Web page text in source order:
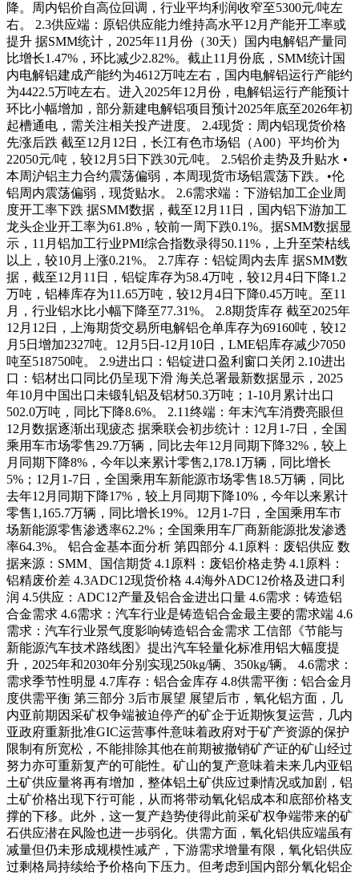
降。周内铝价自高位回调，行业平均利润收窄至5300元/吨左
右。 2.3供应端：原铝供应能力维持高水平12月产能开工率或
提升 据SMM统计，2025年11月份（30天）国内电解铝产量同
比增长1.47%，环比减少2.82%。截止11月份底，SMM统计国
内电解铝建成产能约为4612万吨左右，国内电解铝运行产能约
为4422.5万吨左右。进入2025年12月份，电解铝运行产能预计
环比小幅增加，部分新建电解铝项目预计2025年底至2026年初
起槽通电，需关注相关投产进度。 2.4现货：周内铝现货价格
先涨后跌 截至12月12日，长江有色市场铝（A00）平均价为
22050元/吨，较12月5日下跌30元/吨。 2.5铝价走势及升贴水 •
本周沪铝主力合约震荡偏弱，本周现货市场铝震荡下跌。•伦
铝周内震荡偏弱，现货贴水。 2.6需求端：下游铝加工企业周
度开工率下跌 据SMM数据，截至12月11日，国内铝下游加工
龙头企业开工率为61.8%，较前一周下跌0.1%。据SMM数据显
示，11月铝加工行业PMI综合指数录得50.11%，上升至荣枯线
以上，较10月上涨0.21%。 2.7库存：铝锭周内去库 据SMM数
据，截至12月11日，铝锭库存为58.4万吨，较12月4日下降1.2
万吨，铝棒库存为11.65万吨，较12月4日下降0.45万吨。至11
月，行业铝水比小幅下降至77.31%。 2.8期货库存 截至2025年
12月12日，上海期货交易所电解铝仓单库存为69160吨，较12
月5日增加2327吨。12月5日-12月10日，LME铝库存减少7050
吨至518750吨。 2.9进出口：铝锭进口盈利窗口关闭 2.10进出
口：铝材出口同比仍呈现下滑 海关总署最新数据显示，2025
年10月中国出口未锻轧铝及铝材50.3万吨；1-10月累计出口
502.0万吨，同比下降8.6%。 2.11终端：年末汽车消费亮眼但
12月数据逐渐出现疲态 据乘联会初步统计：12月1-7日，全国
乘用车市场零售29.7万辆，同比去年12月同期下降32%，较上
月同期下降8%，今年以来累计零售2,178.1万辆，同比增长
5%；12月1-7日，全国乘用车新能源市场零售18.5万辆，同比
去年12月同期下降17%，较上月同期下降10%，今年以来累计
零售1,165.7万辆，同比增长19%。12月1-7日，全国乘用车市
场新能源零售渗透率62.2%；全国乘用车厂商新能源批发渗透
率64.3%。 铝合金基本面分析 第四部分 4.1原料：废铝供应 数
据来源：SMM、国信期货 4.1原料：废铝价格走势 4.1原料：
铝精废价差 4.3ADC12现货价格 4.4海外ADC12价格及进口利
润 4.5供应：ADC12产量及铝合金进出口量 4.6需求：铸造铝
合金需求 4.6需求：汽车行业是铸造铝合金最主要的需求端 4.6
需求：汽车行业景气度影响铸造铝合金需求 工信部《节能与
新能源汽车技术路线图》提出汽车轻量化标准用铝大幅度提
升，2025年和2030年分别实现250kg/辆、350kg/辆。 4.6需求：
需求季节性明显 4.7库存：铝合金库存 4.8供需平衡：铝合金月
度供需平衡 第三部分 3后市展望 展望后市，氧化铝方面，几
内亚前期因采矿权争端被迫停产的矿企于近期恢复运营，几内
亚政府重新批准GIC运营事件意味着政府对于矿产资源的保护
限制有所宽松，不能排除其他在前期被撤销矿产证的矿山经过
努力亦可重新复产的可能性。矿山的复产意味着未来几内亚铝
土矿供应量将再有增加，整体铝土矿供应过剩情况或加剧，铝
土矿价格出现下行可能，从而将带动氧化铝成本和底部价格支
撑的下移。此外，这一复产趋势使得此前采矿权争端带来的矿
石供应潜在风险也进一步弱化。供需方面，氧化铝供应端虽有
减量但仍未形成规模性减产，下游需求增量有限，氧化铝供应
过剩格局持续给予价格向下压力。但考虑到国内部分氧化铝企